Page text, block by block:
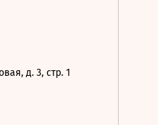
д. 3, стр. 1